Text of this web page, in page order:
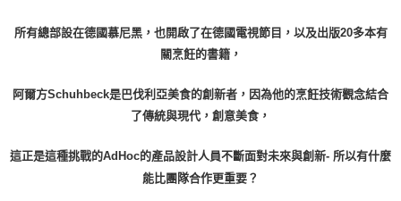
所有總部設在德國慕尼黑，也開啟了在德國電視節目，以及出版20多本有
關烹飪的書籍，
阿爾方Schuhbeck是巴伐利亞美食的創新者，因為他的烹飪技術觀念結合
了傳統與現代，創意美食，
這正是這種挑戰的AdHoc的產品設計人員不斷面對未來與創新- 所以有什麼
能比團隊合作更重要？